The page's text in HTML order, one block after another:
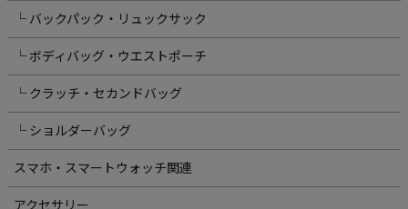
└ バックパック・リュックサック
└ ボディバッグ・ウエストポーチ
└ クラッチ・セカンドバッグ
└ ショルダーバッグ
スマホ・スマートウォッチ関連
アクセサリー